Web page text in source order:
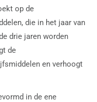
op de
die in het jaar van
drie jaren worden
de
en verhoogt
in de ene